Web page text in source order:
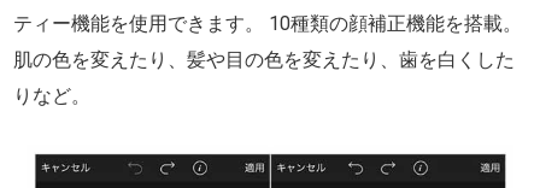
ティー機能を使用できます。 10種類の顔補正機能を搭載。
肌の色を変えたり、髪や目の色を変えたり、歯を白くした
りなど。